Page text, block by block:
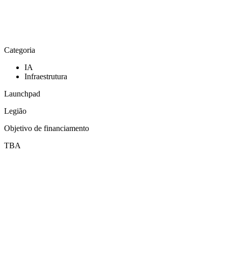
Categoria
IA
Infraestrutura
Launchpad
Legião
Objetivo de financiamento
TBA